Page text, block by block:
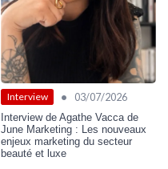
Interview • 03/07/2026
Interview de Agathe Vacca de
June Marketing : Les nouveaux
enjeux marketing du secteur
beauté et luxe